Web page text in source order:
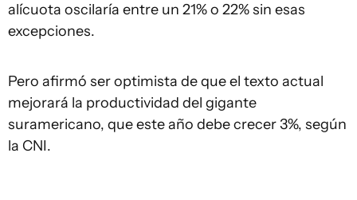
alícuota oscilaría entre un 21% o 22% sin esas
excepciones.
Pero afirmó ser optimista de que el texto actual
mejorará la productividad del gigante
suramericano, que este año debe crecer 3%, según
la CNI.